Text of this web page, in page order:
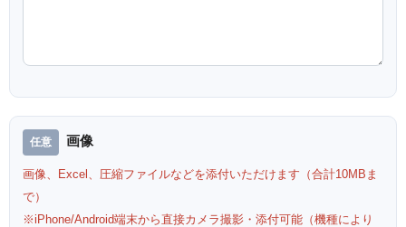
画像
画像、Excel、圧縮ファイルなどを添付いただけます（合計10MBま
で）
※iPhone/Android端末から直接カメラ撮影・添付可能（機種により